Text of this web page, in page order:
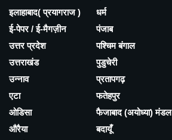
इलाहाबाद( प्रयागराज )
ई-पेपर / ई-मैगज़ीन
उत्तर प्रदेश
उत्तराखंड
उन्नाव
एटा
ओडिसा
औरैया
धर्म
पंजाब
पश्चिम बंगाल
पुडुचेरी
प्रतापगढ़
फतेहपुर
फैजाबाद (अयोध्या) मंडल
बदायूँ